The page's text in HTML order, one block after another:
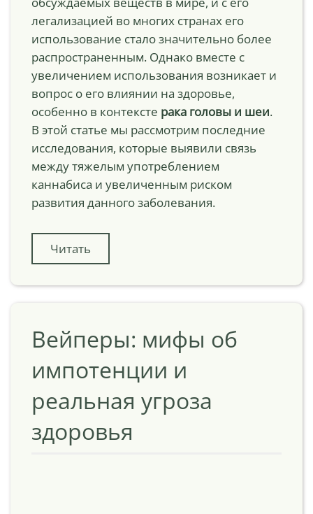
легализацией во многих странах его
использование стало значительно более
распространенным. Однако вместе с
увеличением использования возникает и
вопрос о его влиянии на здоровье,
особенно в контексте рака головы и шеи.
В этой статье мы рассмотрим последние
исследования, которые выявили связь
между тяжелым употреблением
каннабиса и увеличенным риском
развития данного заболевания.
Читать
Вейперы: мифы об
импотенции и
реальная угроза
здоровья